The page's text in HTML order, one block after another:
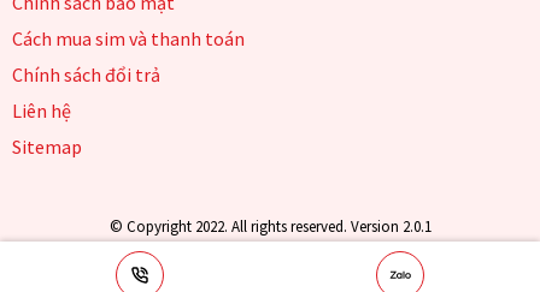
Cách mua sim và thanh toán
Chính sách đổi trả
Liên hệ
Sitemap
© Copyright 2022. All rights reserved. Version 2.0.1